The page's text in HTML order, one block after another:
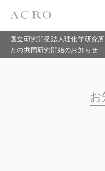
国立研究開発法人理化学研究
との共同研究開始のお知らせ